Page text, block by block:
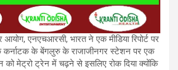
आयोग, एनएचआरसी, भारत ने एक मीडिया रिपोर्ट पर
कर्नाटक के बेंगलुरु के राजाजीनगर स्टेशन पर एक
को मेट्रो ट्रेन में चढ़ने से इसलिए रोक दिया क्योंकि